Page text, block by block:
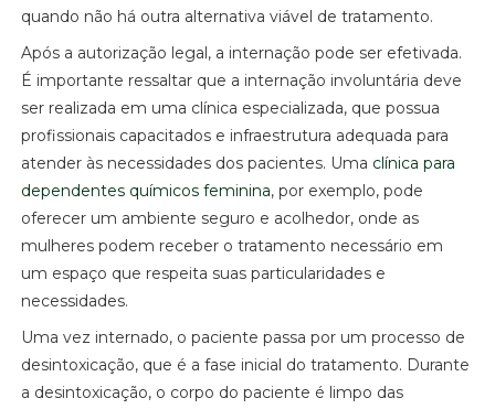
quando não há outra alternativa viável de tratamento.
Após a autorização legal, a internação pode ser efetivada.
É importante ressaltar que a internação involuntária deve
ser realizada em uma clínica especializada, que possua
profissionais capacitados e infraestrutura adequada para
atender às necessidades dos pacientes. Uma clínica para
dependentes químicos feminina, por exemplo, pode
oferecer um ambiente seguro e acolhedor, onde as
mulheres podem receber o tratamento necessário em
um espaço que respeita suas particularidades e
necessidades.
Uma vez internado, o paciente passa por um processo de
desintoxicação, que é a fase inicial do tratamento. Durante
a desintoxicação, o corpo do paciente é limpo das